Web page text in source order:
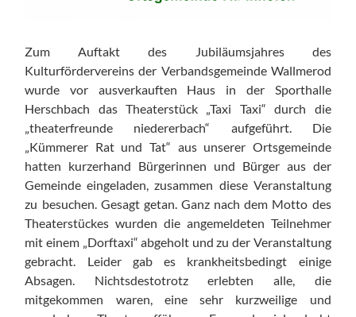
Zum Auftakt des Jubiläumsjahres des
Kulturfördervereins der Verbandsgemeinde Wallmerod
wurde vor ausverkauften Haus in der Sporthalle
Herschbach das Theaterstück „Taxi Taxi“ durch die
„theaterfreunde niedererbach“ aufgeführt. Die
„Kümmerer Rat und Tat“ aus unserer Ortsgemeinde
hatten kurzerhand Bürgerinnen und Bürger aus der
Gemeinde eingeladen, zusammen diese Veranstaltung
zu besuchen. Gesagt getan. Ganz nach dem Motto des
Theaterstückes wurden die angemeldeten Teilnehmer
mit einem „Dorftaxi“ abgeholt und zu der Veranstaltung
gebracht. Leider gab es krankheitsbedingt einige
Absagen. Nichtsdestotrotz erlebten alle, die
mitgekommen waren, eine sehr kurzweilige und